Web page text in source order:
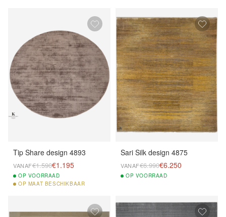
Tip Share design 4893
VANAF€1.590€1.195
OP VOORRAAD
OP MAAT BESCHIKBAAR
Sari Silk design 4875
VANAF€6.990€6.250
OP VOORRAAD